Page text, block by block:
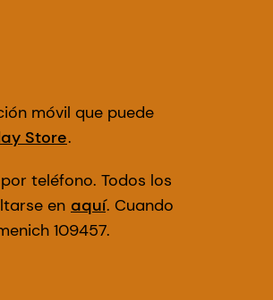
móvil que puede
Store.
teléfono. Todos los
en aquí. Cuando
109457.